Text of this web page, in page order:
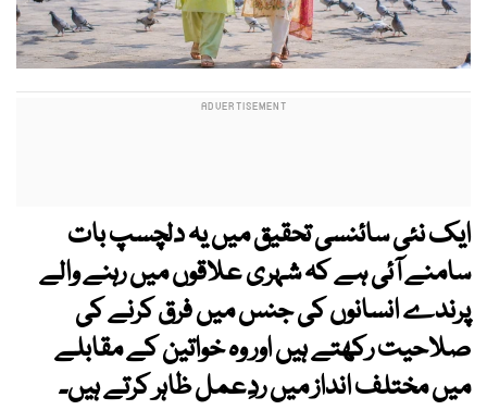
ایک نئی سائنسی تحقیق میں یہ دلچسپ بات
سامنے آئی ہے کہ شہری علاقوں میں رہنے والے
پرندے انسانوں کی جنس میں فرق کرنے کی
صلاحیت رکھتے ہیں اور وہ خواتین کے مقابلے
میں مختلف انداز میں ردِعمل ظاہر کرتے ہیں۔